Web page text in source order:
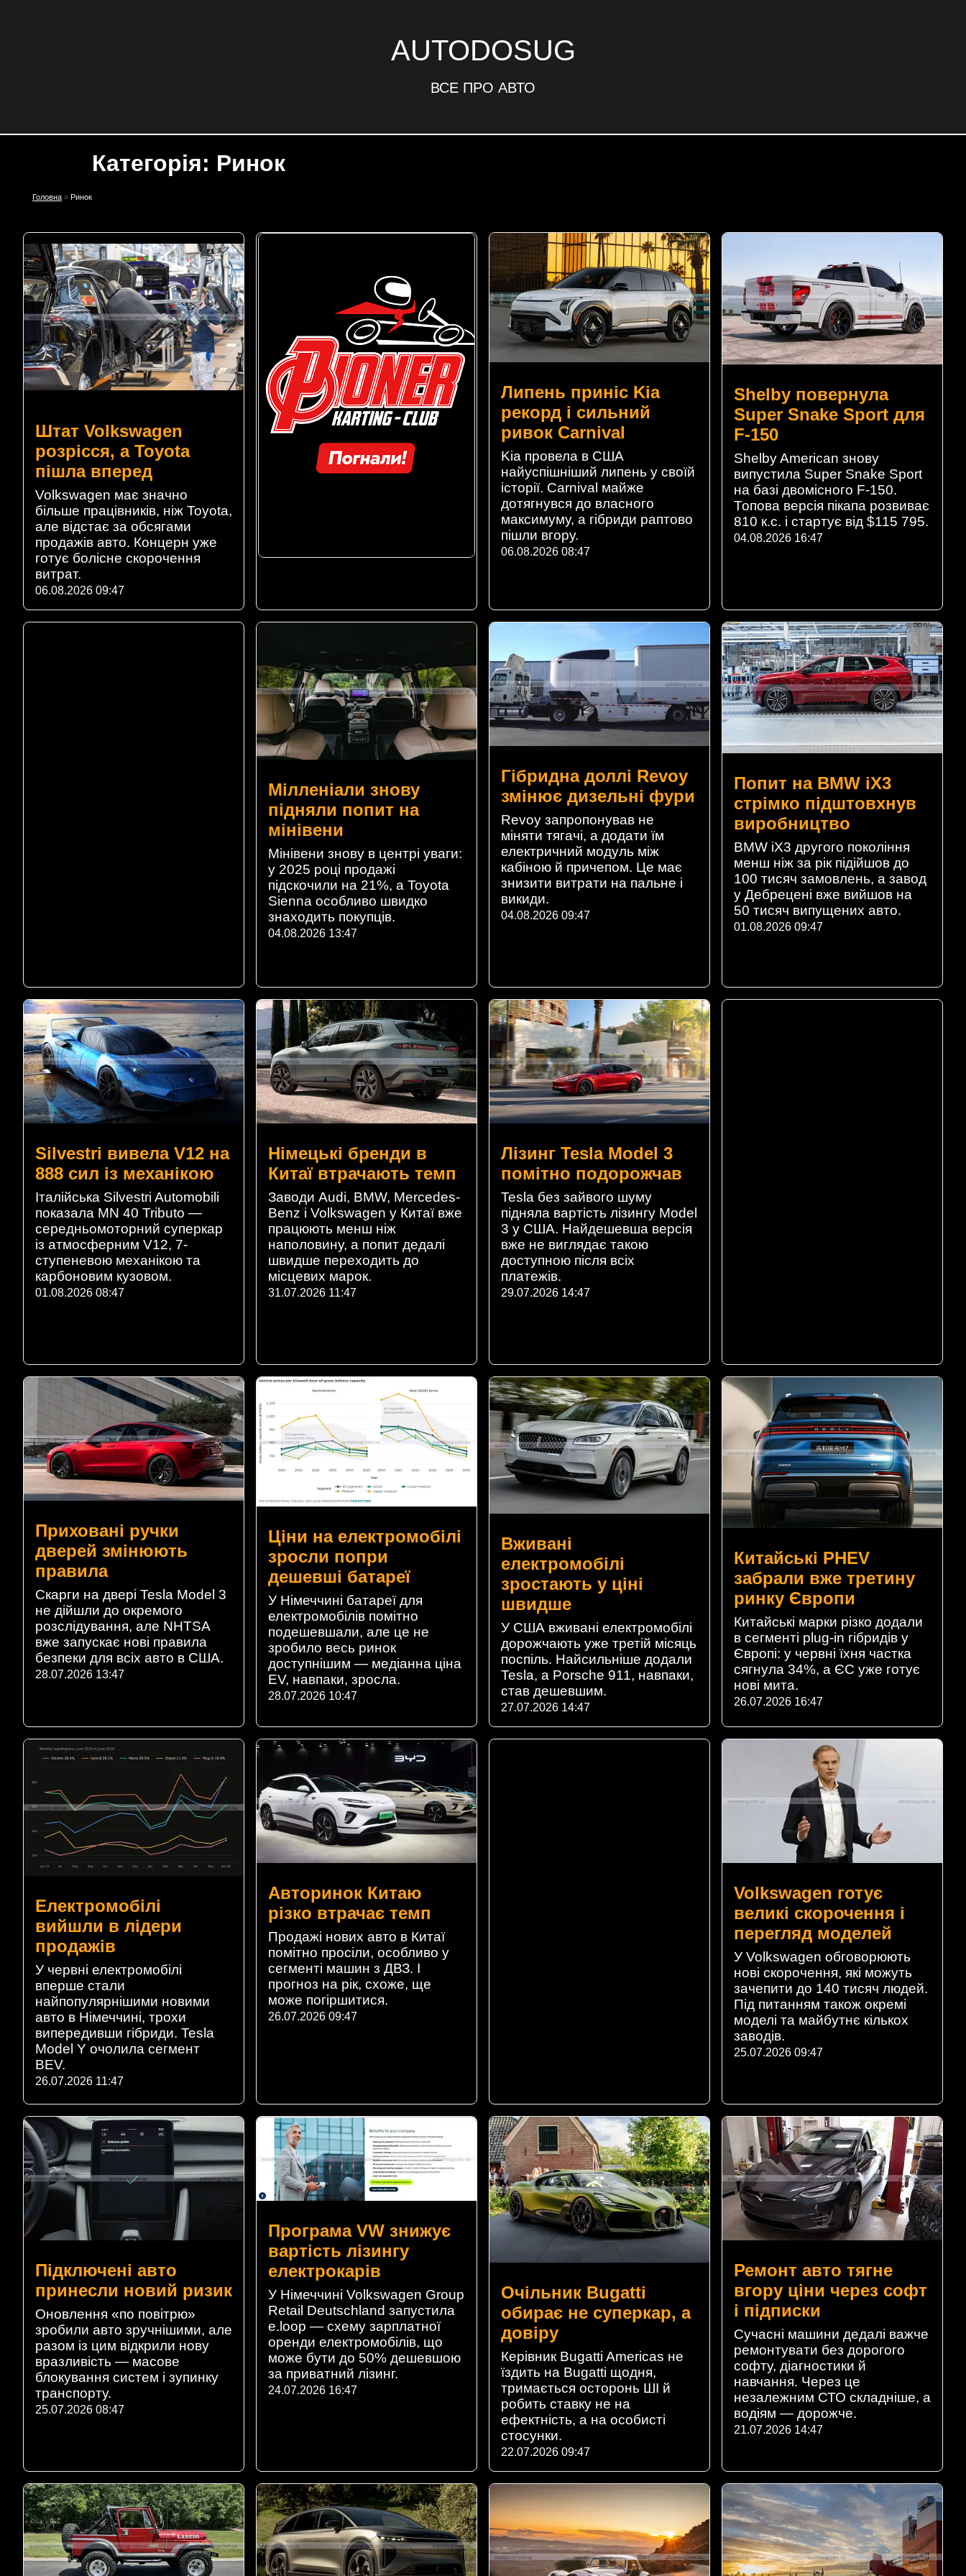
AUTODOSUG
ВСЕ ПРО АВТО
Категорія: Ринок
Головна» Ринок
Штат Volkswagen
розрісся, а Toyota
пішла вперед
Volkswagen має значно
більше працівників, ніж Toyota,
але відстає за обсягами
продажів авто. Концерн уже
готує болісне скорочення
витрат.
06.08.2026 09:47
Липень приніс Kia
рекорд і сильний
ривок Carnival
Kia провела в США
найуспішніший липень у своїй
історії. Carnival майже
дотягнувся до власного
максимуму, а гібриди раптово
пішли вгору.
06.08.2026 08:47
Shelby повернула
Super Snake Sport для
F-150
Shelby American знову
випустила Super Snake Sport
на базі двомісного F-150.
Топова версія пікапа розвиває
810 к.с. і стартує від $115 795.
04.08.2026 16:47
Мілленіали знову
підняли попит на
мінівени
Мінівени знову в центрі уваги:
у 2025 році продажі
підскочили на 21%, а Toyota
Sienna особливо швидко
знаходить покупців.
04.08.2026 13:47
Гібридна доллі Revoy
змінює дизельні фури
Revoy запропонував не
міняти тягачі, а додати їм
електричний модуль між
кабіною й причепом. Це має
знизити витрати на пальне і
викиди.
04.08.2026 09:47
Попит на BMW iX3
стрімко підштовхнув
виробництво
BMW iX3 другого покоління
менш ніж за рік підійшов до
100 тисяч замовлень, а завод
у Дебрецені вже вийшов на
50 тисяч випущених авто.
01.08.2026 09:47
Silvestri вивела V12 на
888 сил із механікою
Італійська Silvestri Automobili
показала MN 40 Tributo —
середньомоторний суперкар
із атмосферним V12, 7-
ступеневою механікою та
карбоновим кузовом.
01.08.2026 08:47
Німецькі бренди в
Китаї втрачають темп
Заводи Audi, BMW, Mercedes-
Benz і Volkswagen у Китаї вже
працюють менш ніж
наполовину, а попит дедалі
швидше переходить до
місцевих марок.
31.07.2026 11:47
Лізинг Tesla Model 3
помітно подорожчав
Tesla без зайвого шуму
підняла вартість лізингу Model
3 у США. Найдешевша версія
вже не виглядає такою
доступною після всіх
платежів.
29.07.2026 14:47
Приховані ручки
дверей змінюють
правила
Скарги на двері Tesla Model 3
не дійшли до окремого
розслідування, але NHTSA
вже запускає нові правила
безпеки для всіх авто в США.
28.07.2026 13:47
Ціни на електромобілі
зросли попри
дешевші батареї
У Німеччині батареї для
електромобілів помітно
подешевшали, але це не
зробило весь ринок
доступнішим — медіанна ціна
EV, навпаки, зросла.
28.07.2026 10:47
Вживані
електромобілі
зростають у ціні
швидше
У США вживані електромобілі
дорожчають уже третій місяць
поспіль. Найсильніше додали
Tesla, а Porsche 911, навпаки,
став дешевшим.
27.07.2026 14:47
Китайські PHEV
забрали вже третину
ринку Європи
Китайські марки різко додали
в сегменті plug-in гібридів у
Європі: у червні їхня частка
сягнула 34%, а ЄС уже готує
нові мита.
26.07.2026 16:47
Електромобілі
вийшли в лідери
продажів
У червні електромобілі
вперше стали
найпопулярнішими новими
авто в Німеччині, трохи
випередивши гібриди. Tesla
Model Y очолила сегмент
BEV.
26.07.2026 11:47
Авторинок Китаю
різко втрачає темп
Продажі нових авто в Китаї
помітно просіли, особливо у
сегменті машин з ДВЗ. І
прогноз на рік, схоже, ще
може погіршитися.
26.07.2026 09:47
Volkswagen готує
великі скорочення і
перегляд моделей
У Volkswagen обговорюють
нові скорочення, які можуть
зачепити до 140 тисяч людей.
Під питанням також окремі
моделі та майбутнє кількох
заводів.
25.07.2026 09:47
Підключені авто
принесли новий ризик
Оновлення «по повітрю»
зробили авто зручнішими, але
разом із цим відкрили нову
вразливість — масове
блокування систем і зупинку
транспорту.
25.07.2026 08:47
Програма VW знижує
вартість лізингу
електрокарів
У Німеччині Volkswagen Group
Retail Deutschland запустила
e.loop — схему зарплатної
оренди електромобілів, що
може бути до 50% дешевшою
за приватний лізинг.
24.07.2026 16:47
Очільник Bugatti
обирає не суперкар, а
довіру
Керівник Bugatti Americas не
їздить на Bugatti щодня,
тримається осторонь ШІ й
робить ставку не на
ефектність, а на особисті
стосунки.
22.07.2026 09:47
Ремонт авто тягне
вгору ціни через софт
і підписки
Сучасні машини дедалі важче
ремонтувати без дорогого
софту, діагностики й
навчання. Через це
незалежним СТО складніше, а
водіям — дорожче.
21.07.2026 14:47